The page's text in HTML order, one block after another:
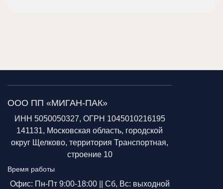
ООО ПП «МИГАН-ПАК»
ИНН 5050050327, ОГРН 1045010216195
141131, Московская область, городской
округ Щелково, территория Транспортная,
строение 10
Время работы
Офис: Пн-Пт 9:00-18:00 || Сб, Вс: выходной